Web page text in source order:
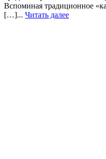
Вспоминая традиционное
[…]... Читать далее